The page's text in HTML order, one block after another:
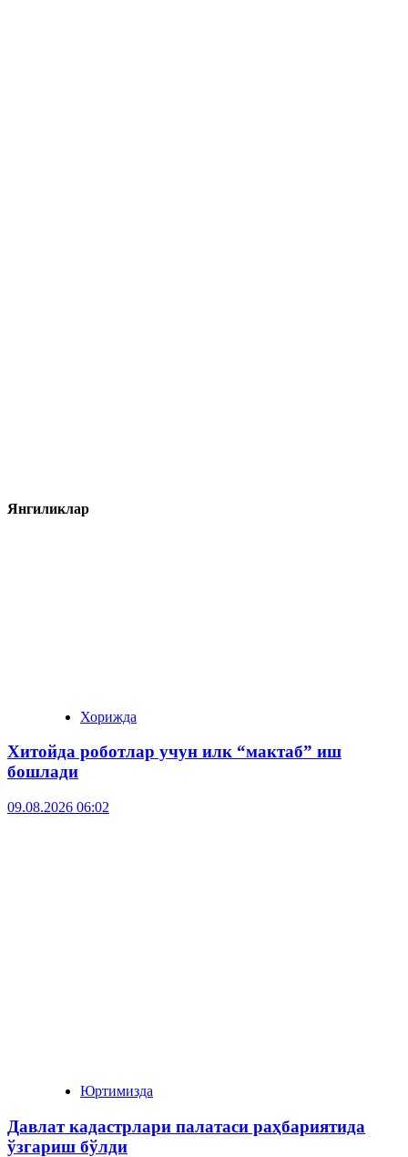
Янгиликлар
Хорижда
Хитойда роботлар учун илк “мактаб” иш
бошлади
09.08.2026 06:02
Юртимизда
Давлат кадастрлари палатаси раҳбариятида
ўзгариш бўлди